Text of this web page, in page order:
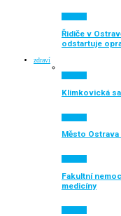
Řidiče v
odstartuje
zdraví
Klimkovická
Město
Fakultní
medicíny